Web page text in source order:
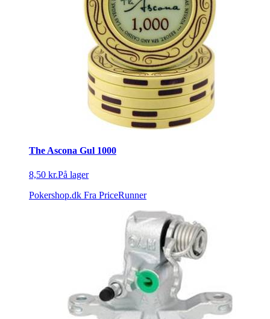
The Ascona Gul 1000
8,50 kr.På lager
Pokershop.dk Fra PriceRunner